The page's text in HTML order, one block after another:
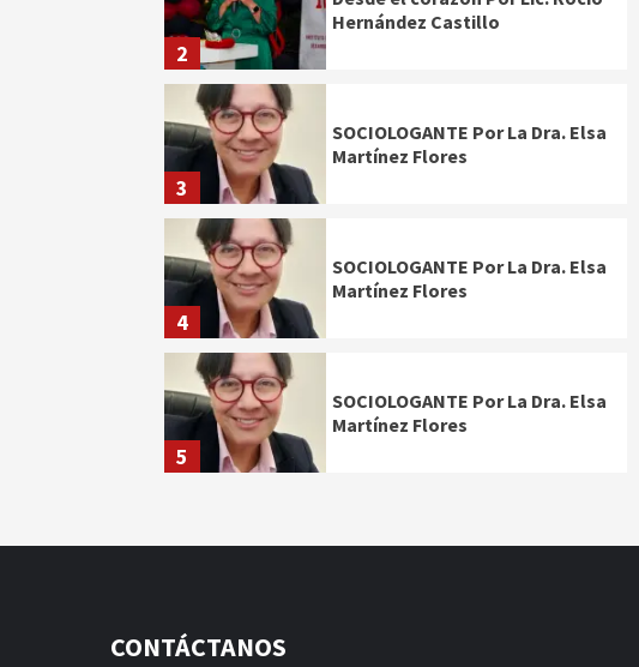
2
Hernández Castillo
3
SOCIOLOGANTE Por La Dra. Elsa
Martínez Flores
4
SOCIOLOGANTE Por La Dra. Elsa
Martínez Flores
5
SOCIOLOGANTE Por La Dra. Elsa
Martínez Flores
CONTÁCTANOS